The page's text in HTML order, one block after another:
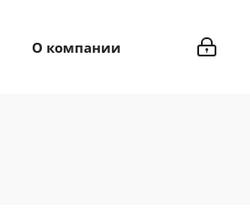
О компании